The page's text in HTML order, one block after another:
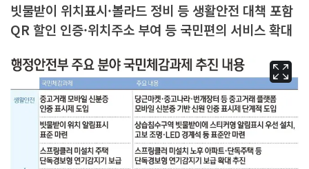
빗물받이 위치표시·볼라드 정비 등 생활안전 대책 포함
QR 할인 인증·위치주소 부여 등 국민편의 서비스 확대